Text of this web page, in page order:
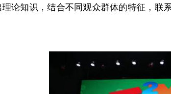
知识，结合不同观众群体的特征，联